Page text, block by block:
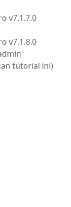
v7.1.7.0
v7.1.8.0
tutorial ini)